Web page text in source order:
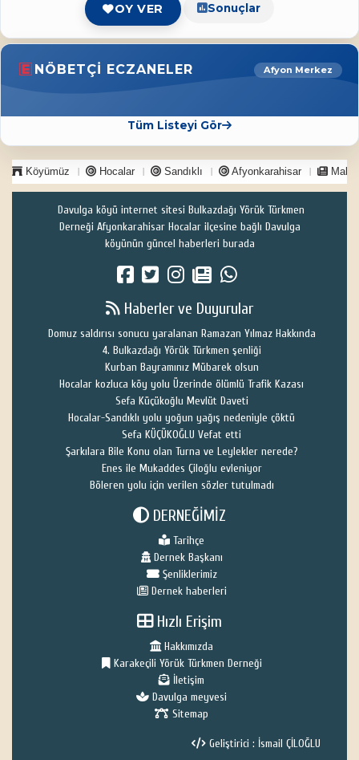
OY VER Sonuçlar
NÖBETÇI ECZANELER Afyon Merkez
Tüm Listeyi Gör
Köyümüz Hocalar Sandıklı Afyonkarahisar
Davulga köyü internet sitesi Bulkazdağı Yörük Türkmen
Derneği Afyonkarahisar Hocalar ilçesine bağlı Davulga
köyünün güncel haberleri burada
Haberler ve Duyurular
Domuz saldırısı sonucu yaralanan Ramazan Yılmaz Hakkında
4. Bulkazdağı Yörük Türkmen şenliği
Kurban Bayramınız Mübarek olsun
Hocalar kozluca köy yolu Üzerinde ölümlü Trafik Kazası
Sefa Küçükoğlu Mevlüt Daveti
Hocalar-Sandıklı yolu yoğun yağış nedeniyle çöktü
Sefa KÜÇÜKOĞLU Vefat etti
Şarkılara Bile Konu olan Turna ve Leylekler nerede?
Enes ile Mukaddes Çiloğlu evleniyor
Böleren yolu için verilen sözler tutulmadı
DERNEĞİMİZ
Tarihçe
Dernek Başkanı
Şenliklerimiz
Dernek haberleri
Hızlı Erişim
Hakkımızda
Karakeçili Yörük Türkmen Derneği
İletişim
Davulga meyvesi
Sitemap
Geliştirici : İsmail ÇİLOĞLU